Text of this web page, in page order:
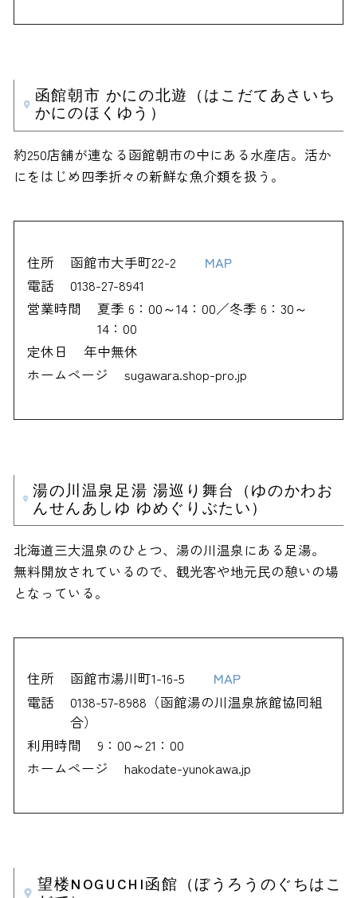
函館朝市 かにの北遊（はこだてあさいち
かにのほくゆう）
約250店舗が連なる函館朝市の中にある水産店。活か
にをはじめ四季折々の新鮮な魚介類を扱う。
住所 函館市大手町22-2
MAP
電話
0138-27-8941
営業時間
夏季 6：00～14：00／冬季 6：30～
14：00
定休日
年中無休
ホームページ
sugawara.shop-pro.jp
湯の川温泉足湯 湯巡り舞台（ゆのかわお
んせんあしゆ ゆめぐりぶたい）
北海道三大温泉のひとつ、湯の川温泉にある足湯。
無料開放されているので、観光客や地元民の憩いの場
となっている。
住所 函館市湯川町1-16-5
MAP
電話
0138-57-8988（函館湯の川温泉旅館協同組
合）
利用時間
9：00～21：00
ホームページ
hakodate-yunokawa.jp
望楼NOGUCHI函館（ぼうろうのぐちはこ